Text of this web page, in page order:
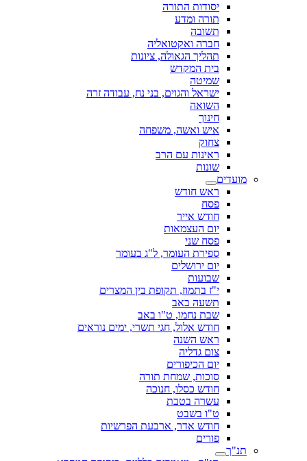
יסודות התורה
תורה ומדע
תשובה
חברה ואקטואליה
תהליך הגאולה, ציונות
בית המקדש
שמיטה
ישראל והגוים, בני נח, עבודה זרה
השואה
חינוך
איש ואשה, משפחה
צחוק
ראינות עם הרב
שונות
מועדים
ראש חודש
פסח
חודש אייר
יום העצמאות
פסח שני
ספירת העומר, ל"ג בעומר
יום ירושלים
שבועות
י"ז בתמוז, תקופת בין המצרים
תשעה באב
שבת נחמו, ט"ו באב
חודש אלול, חגי תשרי, ימים נוראים
ראש השנה
צום גדליה
יום הכיפורים
סוכות, שמחת תורה
חודש כסלו, חנוכה
עשרה בטבת
ט"ו בשבט
חודש אדר, ארבעת הפרשיות
פורים
תנ"ך